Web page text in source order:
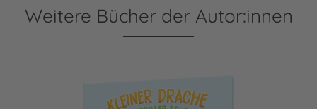
Weitere Bücher der Autor:innen